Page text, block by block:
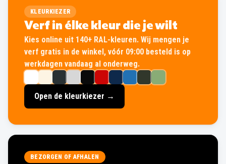
KLEURKIEZER
Verf in élke kleur die je wilt
Kies online uit 140+ RAL-kleuren. Wij mengen je
verf gratis in de winkel, vóór 09:00 besteld is op
werkdagen vandaag al onderweg.
Open de kleurkiezer →
BEZORGEN OF AFHALEN